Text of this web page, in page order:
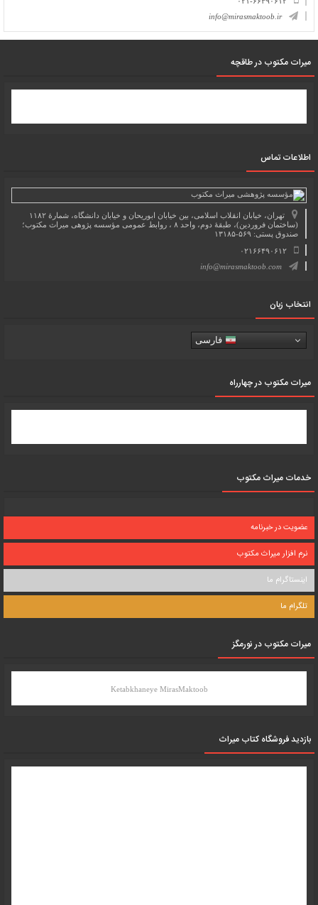
info@mirasmaktoob.ir
میرات مکتوب در طاقچه
اطلاعات تماس
تهران، خیابان انقلاب اسلامی، بین خیابان ابوریحان و خیابان دانشگاه، شمارۀ ۱۱۸۲
(ساختمان فروردین)، طبقۀ دوم، واحد ۸ ، روابط عمومی مؤسسه پژوهی میراث مکتوب؛
صندوق پستی: ۵۶۹-۱۳۱۸۵
۰۲۱۶۶۴۹۰۶۱۲
info@mirasmaktoob.com
انتخاب زبان
فارسی
میرات مکتوب در چهارراه
خدمات میراث مکتوب
عضویت در خبرنامه
نرم افزار میراث مکتوب
اینستاگرام ما
تلگرام ما
میرات مکتوب در نورمگز
Ketabkhaneye MirasMaktoob
بازدید فروشگاه کتاب میراث